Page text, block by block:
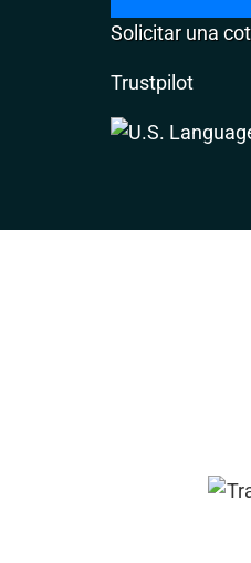
Solicitar una
Trustpilot